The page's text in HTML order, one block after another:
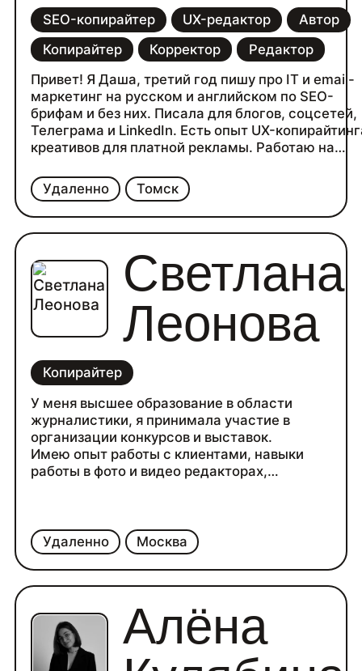
Удаленно Томск
SEO-копирайтер UX-редактор
Автор
Копирайтер
Корректор
Редактор
Привет! Я Даша, третий год пишу про IT и email-
маркетинг на русском и английском по SEO-
брифам и без них. Писала для блогов, соцсетей,
Телеграма и LinkedIn. Есть опыт UX-
креативов для платной рекламы. Работаю на
графиком.
Удаленно Москва
Светлана
Леонова
Копирайтер
У меня высшее образование в области
журналистики, я принимала участие в
организации конкурсов и выставок.
Имею опыт работы с клиентами, навыки
работы в фото и видео редакторах,
ответственность, пунктуальность, чувство
юмора и умение быстро ориентироваться в
непредсказуемых ситуациях.
Кроме того, я владею английским языком на
уровне В2, знакома с техникой редактуры
текстов, так как была редактором
студенческого СМИ «Мёдъ». Проходила
практику в онлайн-альманахе «Artifex».
Алёна